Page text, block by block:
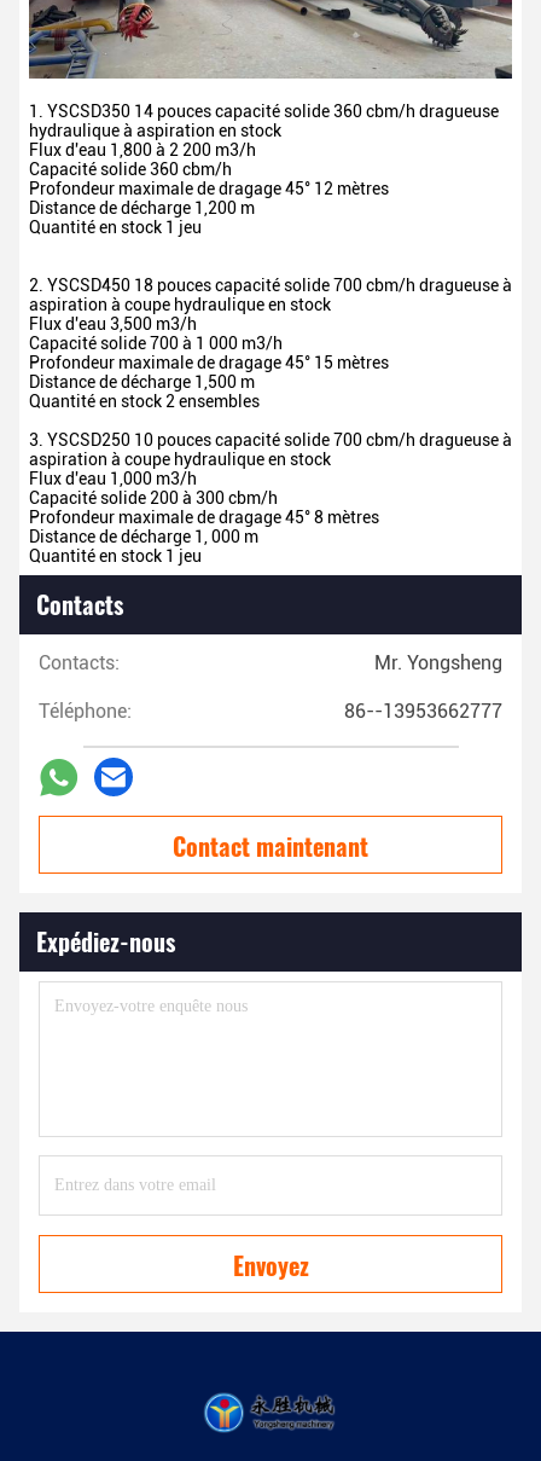
1. YSCSD350 14 pouces capacité solide 360 cbm/h dragueuse
hydraulique à aspiration en stock
Flux d'eau 1,800 à 2 200 m3/h
Capacité solide360 cbm/h
Profondeur maximale de dragage 45° 12 mètres
Distance de décharge 1,200 m
Quantité en stock 1 jeu
2. YSCSD450 18 pouces capacité solide 700 cbm/h dragueuse à
aspiration à coupe hydraulique en stock
Flux d'eau 3,500 m3/h
Capacité solide700 à 1 000 m3/h
Profondeur maximale de dragage 45° 15 mètres
Distance de décharge 1,500 m
Quantité en stock 2 ensembles
3. YSCSD250 10 pouces capacité solide 700 cbm/h dragueuse à
aspiration à coupe hydraulique en stock
Flux d'eau 1,000 m3/h
Capacité solide 200 à 300 cbm/h
Profondeur maximale de dragage 45°8 mètres
Distance de décharge 1, 000 m
Quantité en stock 1 jeu
Contacts
Contacts: Mr. Yongsheng
Téléphone: 86--13953662777
Contact maintenant
Expédiez-nous
Envoyez